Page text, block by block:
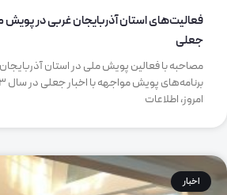
فعالیت‌های استان آذربایجان غربی در پویش
جعلی
مصاحبه با فعالین پویش ملی در استان
امروز، اطلاعات
اخبار